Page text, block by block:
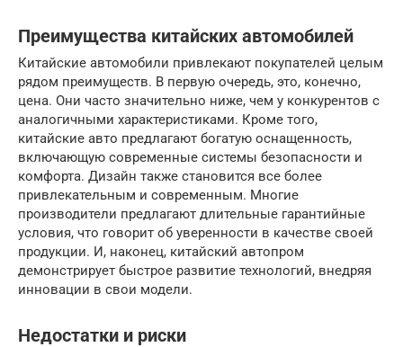
Преимущества китайских автомобилей
Китайские автомобили привлекают покупателей целым
рядом преимуществ. В первую очередь, это, конечно,
цена. Они часто значительно ниже, чем у конкурентов с
аналогичными характеристиками. Кроме того,
китайские авто предлагают богатую оснащенность,
включающую современные системы безопасности и
комфорта. Дизайн также становится все более
привлекательным и современным. Многие
производители предлагают длительные гарантийные
условия, что говорит об уверенности в качестве своей
продукции. И, наконец, китайский автопром
демонстрирует быстрое развитие технологий, внедряя
инновации в свои модели.
Недостатки и риски